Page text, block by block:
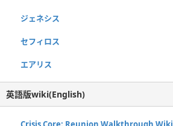
ジェネシス
セフィロス
エアリス
英語版wiki(English)